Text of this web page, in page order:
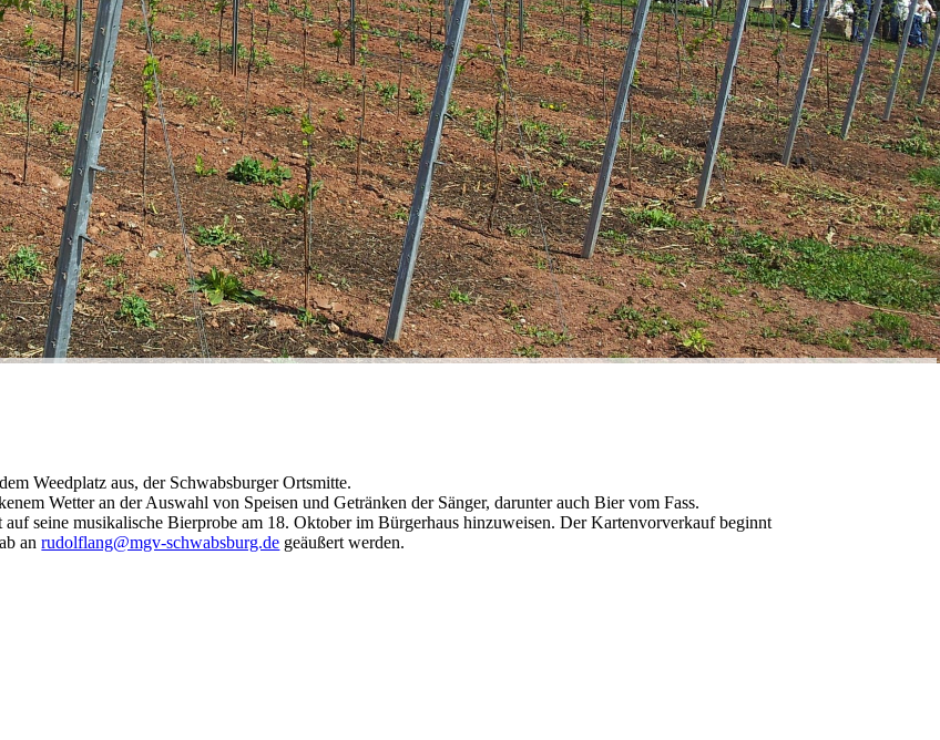
Weedplatz aus, der Schwabsburger Ortsmitte.
Wetter an der Auswahl von Speisen und Getränken der Sänger, darunter auch Bier vom Fass.
seine musikalische Bierprobe am 18. Oktober im Bürgerhaus hinzuweisen. Der Kartenvorverkauf beginnt
anrudolflang@mgv-schwabsburg.de geäußert werden.